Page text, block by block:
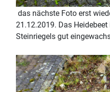
das nächste Foto erst
21.12.2019. Das
Steinriegels gut